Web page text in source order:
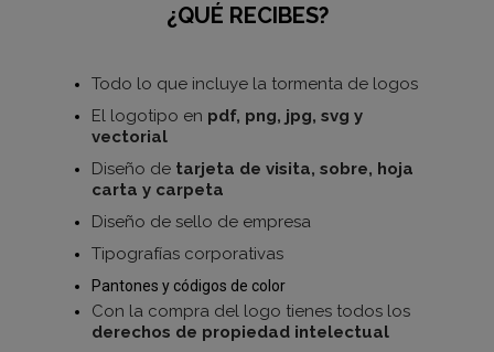
¿QUÉ RECIBES?
Todo lo que incluye la tormenta de logos
El logotipo en pdf, png, jpg, svg y
vectorial
Diseño detarjeta de visita, sobre, hoja
carta y carpeta
Diseño de sello de empresa
Tipografías corporativas
Pantones y códigos de color
Con la compra del logo tienes todos los
derechos de propiedad intelectual